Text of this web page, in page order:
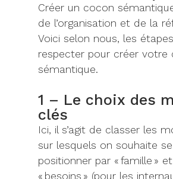
Créer un cocon
de l’organisation et de la
Voici selon nous, les
respecter pour créer votre
sémantique.
1 – Le choix des
clés
Ici, il s’agit de classer les
sur lesquels on souhaite se
positionner par « famille »
« besoins » (pour les